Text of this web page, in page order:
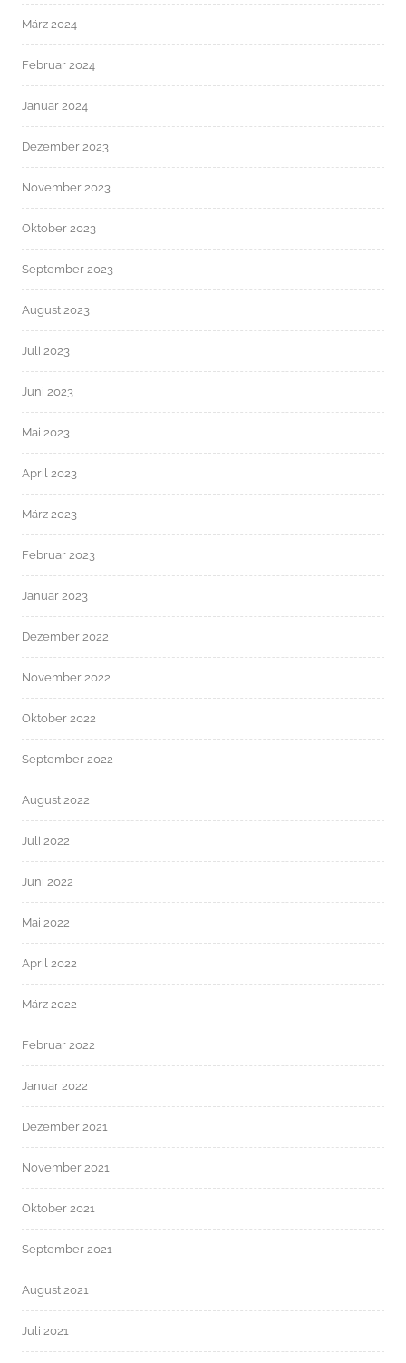
März 2024
Februar 2024
Januar 2024
Dezember 2023
November 2023
Oktober 2023
September 2023
August 2023
Juli 2023
Juni 2023
Mai 2023
April 2023
März 2023
Februar 2023
Januar 2023
Dezember 2022
November 2022
Oktober 2022
September 2022
August 2022
Juli 2022
Juni 2022
Mai 2022
April 2022
März 2022
Februar 2022
Januar 2022
Dezember 2021
November 2021
Oktober 2021
September 2021
August 2021
Juli 2021